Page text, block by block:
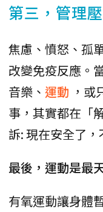
第三，管理
焦慮、憤怒、孤
改變免疫反應。
音樂、 運動 ，
事，其實都在「
訴: 現在安全了，
最後，運動是最
有氧運動讓身體